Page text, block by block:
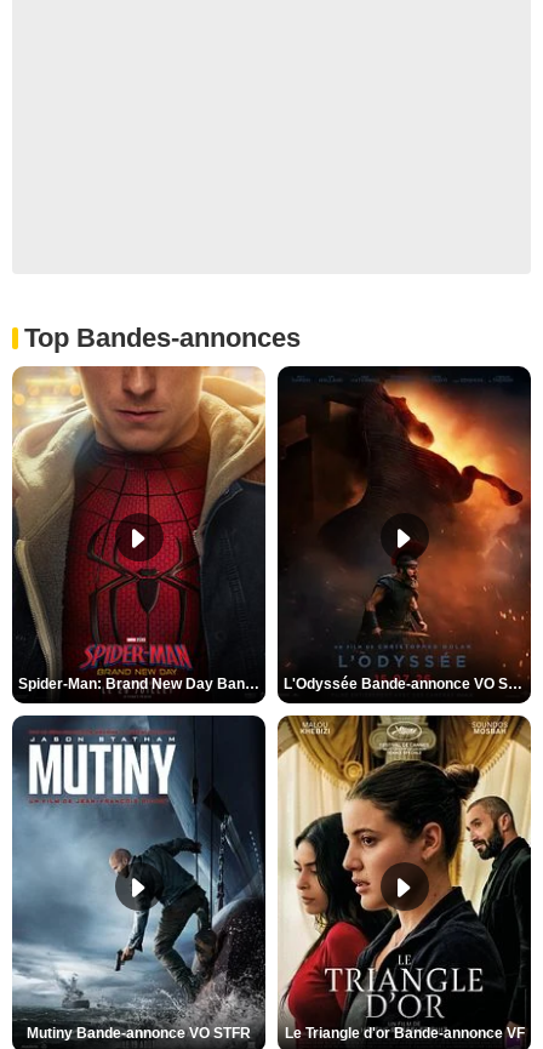
Top Bandes-annonces
Spider-Man: Brand New Day Bande-annonce VO STFR L'Odyssée Bande-annonce VO STFR
Mutiny Bande-annonce VO STFR Le Triangle d'or Bande-annonce VF